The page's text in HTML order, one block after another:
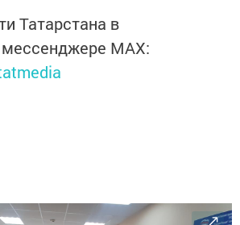
Татарстана в
MАХ: